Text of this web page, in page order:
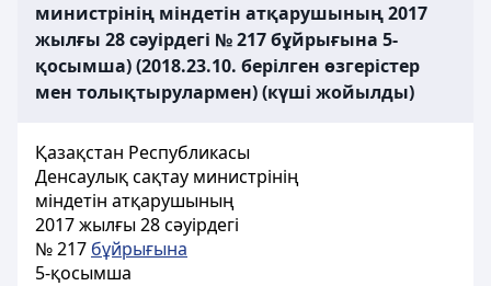
министрінің міндетін атқарушының 2017
жылғы 28 сәуірдегі № 217 бұйрығына 5-
қосымша) (2018.23.10. берілген өзгерістер
мен толықтырулармен) (күші жойылды)
Қазақстан Республикасы
Денсаулық сақтау министрінің
міндетін атқарушының
2017 жылғы 28 сәуірдегі
№ 217 бұйрығына
5-қосымша